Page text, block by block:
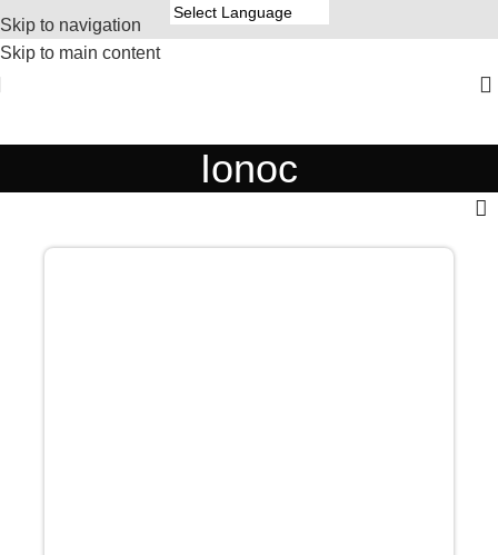
Skip to navigation
Skip to main content
Ionoc